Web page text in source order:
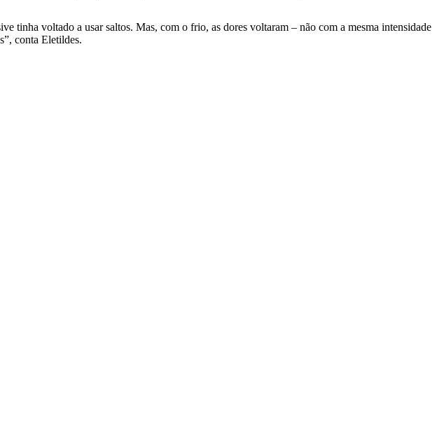
tinha voltado a usar saltos. Mas, com o frio, as dores voltaram – não com a mesma intensidade
conta Eletildes.